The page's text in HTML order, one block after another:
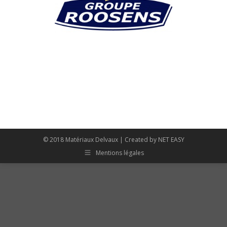
© 2018 Matériaux Delvaux | Created by NET EASY
Mentions légales